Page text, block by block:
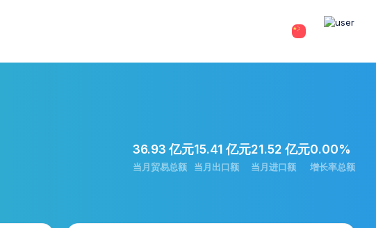
36.93 亿元
当月贸易总额
15.41 亿元
当月出口额
21.52 亿元
当月进口额
0.00%
增长率总额